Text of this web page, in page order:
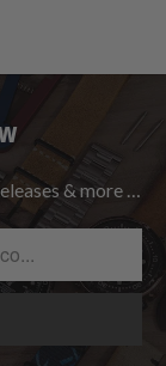
& more …